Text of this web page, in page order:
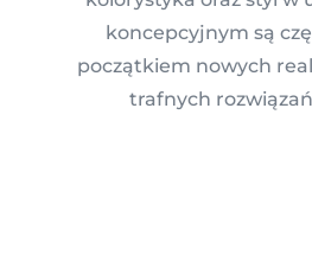
koncepcyjnym są
początkiem nowych
trafnych